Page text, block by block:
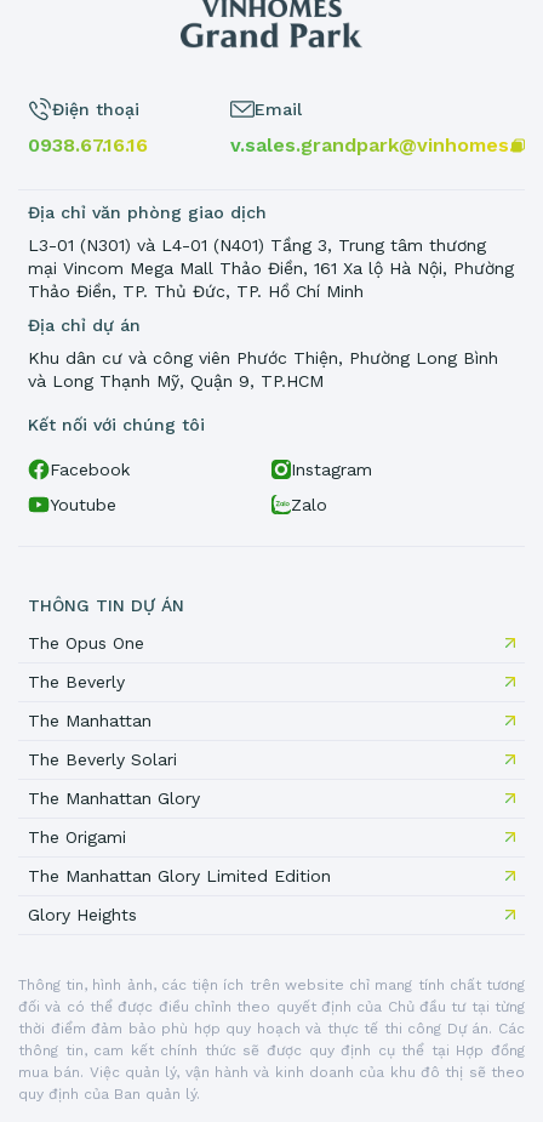
Địa chỉ dự án
Khu dân cư và công viên Phước Thiện, Phường Long Bình
và Long Thạnh Mỹ, Quận 9, TP.HCM
Điện thoại
0938.67.16.16
Email
v.sales.grandpark@vinhomes.vn
Địa chỉ văn phòng giao dịch
L3-01 (N301) và L4-01 (N401) Tầng 3, Trung tâm thương
mại Vincom Mega Mall Thảo Điền, 161 Xa lộ Hà Nội, Phường
Thảo Điền, TP. Thủ Đức, TP. Hồ Chí Minh
Kết nối với chúng tôi
Facebook
Instagram
Youtube
Zalo
THÔNG TIN DỰ ÁN
The Opus One
The Beverly
The Manhattan
The Beverly Solari
The Manhattan Glory
The Origami
The Manhattan Glory Limited Edition
Glory Heights
Thông tin, hình ảnh, các tiện ích trên website chỉ mang tính chất tương
đối và có thể được điều chỉnh theo quyết định của Chủ đầu tư tại từng
thời điểm đảm bảo phù hợp quy hoạch và thực tế thi công Dự án. Các
thông tin, cam kết chính thức sẽ được quy định cụ thể tại Hợp đồng
mua bán. Việc quản lý, vận hành và kinh doanh của khu đô thị sẽ theo
quy định của Ban quản lý.